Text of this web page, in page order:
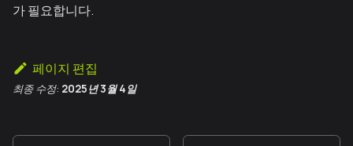
가 필요합니다.
페이지 편집
최종 수정: 2025년 3월 4일